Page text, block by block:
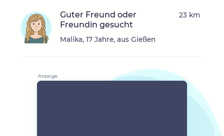
Guter Freund oder
Freundin gesucht
Malika, 17 Jahre, aus Gießen
23 km